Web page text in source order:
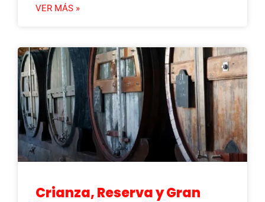
VER MÁS »
Crianza, Reserva y Gran